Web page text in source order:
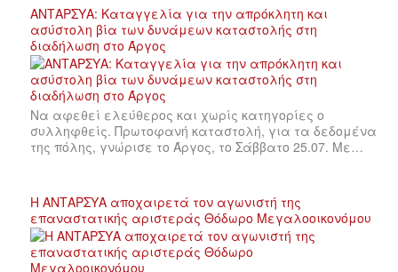
ΑΝΤΑΡΣΥΑ: Καταγγελία για την απρόκλητη και
ασύστολη βία των δυνάμεων καταστολής στη
διαδήλωση στο Άργος
Να αφεθεί ελεύθερος και χωρίς κατηγορίες ο
συλληφθείς. Πρωτοφανή καταστολή, για τα δεδομένα
της πόλης, γνώρισε το Άργος, το Σάββατο 25.07. Με…
Η ΑΝΤΑΡΣΥΑ αποχαιρετά τον αγωνιστή της
επαναστατικής αριστεράς Θόδωρο Μεγαλοοικονόμου